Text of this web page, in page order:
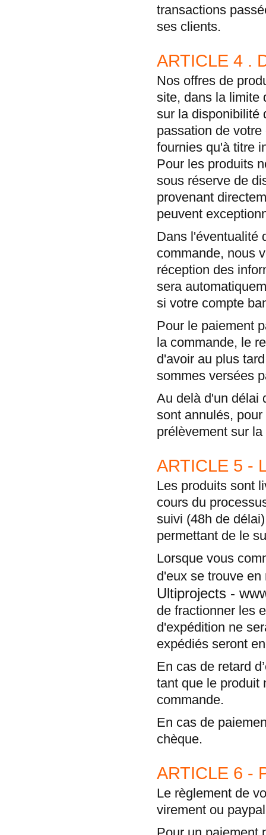
transactions
ses clients.
ARTICLE 4 .
Nos offres de
site, dans la limite
sur la disponibilité
passation de
fournies qu'à titre
Pour les produits
sous réserve de
provenant
peuvent
Dans l'éventualité
commande, nous
réception des
sera
si votre compte
Pour le paiement
la commande, le
d'avoir au plus
sommes versées
Au delà d'un délai
sont annulés,
prélèvement sur la
ARTICLE 5 -
Les produits sont
cours du
suivi (48h de
permettant de le
Lorsque vous
d'eux se trouve
Ultiprojects -
de fractionner les
d'expédition ne
expédiés seront
En cas de retard
tant que le produit
commande.
En cas de
chèque.
ARTICLE 6 -
Le règlement de
virement ou